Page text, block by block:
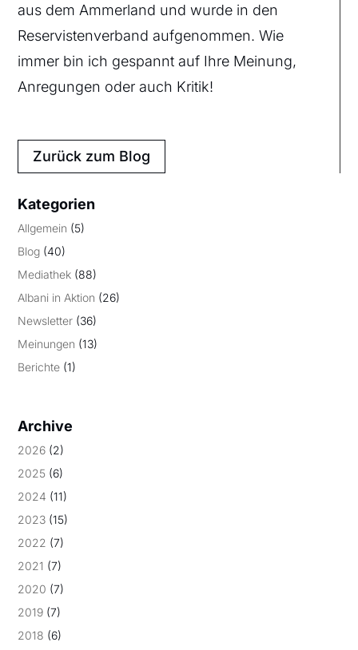
aus dem Ammerland und wurde in den
Reservistenverband aufgenommen. Wie
immer bin ich gespannt auf Ihre Meinung,
Anregungen oder auch Kritik!
Zurück zum Blog
Kategorien
Allgemein (5)
Blog (40)
Mediathek (88)
Albani in Aktion (26)
Newsletter (36)
Meinungen (13)
Berichte (1)
Archive
2026 (2)
2025 (6)
2024 (11)
2023 (15)
2022 (7)
2021 (7)
2020 (7)
2019 (7)
2018 (6)